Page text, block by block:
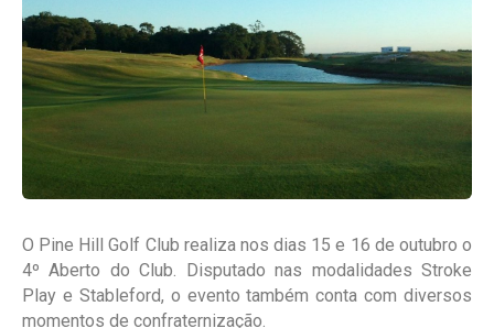
O Pine Hill Golf Club realiza nos dias 15 e 16 de outubro o
4º Aberto do Club. Disputado nas modalidades Stroke
Play e Stableford, o evento também conta com diversos
momentos de confraternização.